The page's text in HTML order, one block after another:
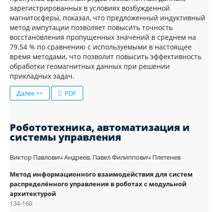
зарегистрированных в условиях возбужденной
магнитосферы, показал, что предложенный индуктивный
метод импутации позволяет повысить точность
восстановления пропущенных значений в среднем на
79.54 % по сравнению с используемыми в настоящее
время методами, что позволит повысить эффективность
обработки геомагнитных данных при решении
прикладных задач.
Далее >> PDF
Робототехника, автоматизация и
системы управления
Виктор Павлович Андреев, Павел Филиппович Плетенев
Метод информационного взаимодействия для систем
распределённого управления в роботах с модульной
архитектурой
134-160